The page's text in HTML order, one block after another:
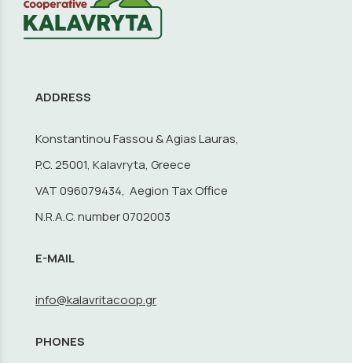
ADDRESS
Konstantinou Fassou & Agias Lauras,
P.C. 25001, Kalavryta, Greece
VAT 096079434, Aegion Tax Office
N.R.A.C. number 0702003
E-MAIL
info@kalavritacoop.gr
PHONES